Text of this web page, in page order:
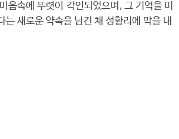
음속에 뚜렷이 각인되었으며, 그 기억을 미
는 새로운 약속을 남긴 채 성황리에 막을 내